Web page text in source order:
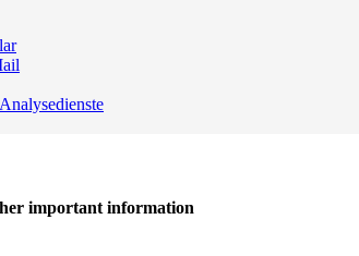
important information